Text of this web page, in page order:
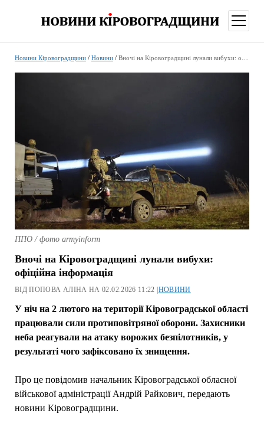
меню
Новини Кіровоградщини/ Новини/ Вночі на Кіровоградщині лунали вибухи: офіційна інформація
ППО / фото armyinform
Вночі на Кіровоградщині лунали вибухи:
офіційна інформація
ВІД ПОПОВА АЛІНА НА 02.02.2026 11:22 |НОВИНИ
У ніч на 2 лютого на території Кіровоградської області
працювали сили протиповітряної оборони. Захисники
неба реагували на атаку ворожих безпілотників, у
результаті чого зафіксовано їх знищення.
Про це повідомив начальник Кіровоградської обласної
військової адміністрації Андрій Райкович, передають
новини Кіровоградщини.